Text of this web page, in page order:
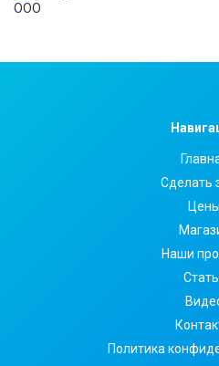
Сделать
Цены
Наши
Политика